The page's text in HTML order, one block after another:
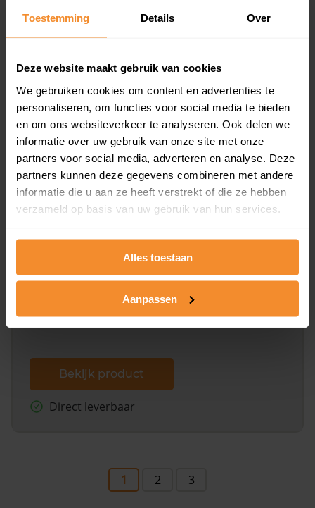
Toestemming Details Over
Deze website maakt gebruik van cookies
We gebruiken cookies om content en advertenties te
personaliseren, om functies voor social media te bieden
en om ons websiteverkeer te analyseren. Ook delen we
informatie over uw gebruik van onze site met onze
partners voor social media, adverteren en analyse. Deze
partners kunnen deze gegevens combineren met andere
informatie die u aan ze heeft verstrekt of die ze hebben
verzameld op basis van uw gebruik van hun services.
Alles toestaan
Aanpassen
Een overzicht van alle verkochte woningen (koopsom
en koopdatum) binnen een postcodegebied. Dit
Bekijk product
Direct leverbaar
Een uitgebreid overzicht van het perceel en
dit inclusief de luchtfoto!
Bekijk product
Direct leverbaar
1 2 3